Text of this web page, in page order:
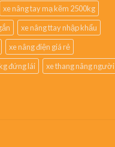
xe nâng tay mạ kẽm 2500kg
xe nâng ttay nhập khẩu
xe nâng điện giá rẻ
đứng lái
xe thang nâng người